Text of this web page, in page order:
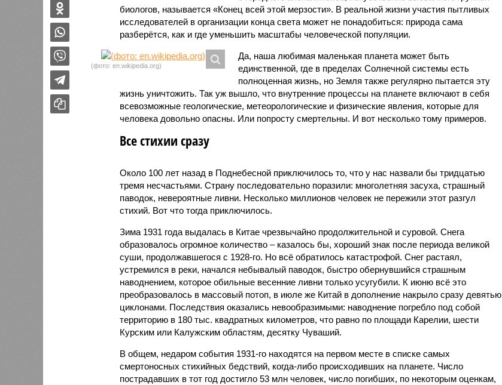
биологов, называется «Конец всей этой мерзости». В реальной жизни участия пытливых
исследователей в организации конца света может не понадобиться: природа сама
разберётся, как и где уменьшить масштабы человеческой популяции.
(фото: en.wikipedia.org)
Да, наша любимая маленькая планета может быть
единственной, где в пределах Солнечной системы есть
полноценная жизнь, но Земля также регулярно пытается эту
жизнь уничтожить. Так уж вышло, что внутренние процессы на планете включают в себя
всевозможные геологические, метеорологические и физические явления, которые для
человека довольно опасны. Или попросту смертельны. И вот несколько тому примеров.
Все стихии сразу
Около 100 лет назад в Поднебесной приключилось то, что у нас назвали бы тридцатью
тремя несчастьями. Страну последовательно поразили: многолетняя засуха, страшный
паводок, невероятные ливни. Несколько миллионов человек не пережили этот разгул
стихий. Вот что тогда приключилось.
Зима 1931 года выдалась в Китае чрезвычайно продолжительной и суровой. Снега
образовалось огромное количество – казалось бы, хороший знак после периода великой
суши, продолжавшегося с 1928-го. Но всё обратилось катастрофой. Снег растаял,
устремился в реки, начался небывалый паводок, быстро обернувшийся страшным
наводнением, которое обильные весенние ливни только усугубили. К июню всё это
преобразовалось в массовый потоп, в июле же Китай в дополнение накрыло сразу девятью
циклонами. Последствия оказались невообразимыми: наводнение погребло под собой
территорию в 180 тыс. квадратных километров, что равно по площади Карелии, шести
Курским или Калужским областям, десятку Чуваший.
В общем, недаром события 1931-го находятся на первом месте в списке самых
смертоносных стихийных бедствий, когда-либо происходивших на планете. Число
пострадавших в тот год достигло 53 млн человек, число погибших, по некоторым оценкам,